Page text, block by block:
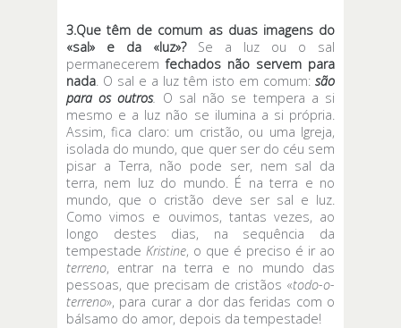
3.Que têm de comum as duas imagens do
«sal» e da «luz»?Se a luz ou o sal
permaneceremfechados não servem para
nada. O sal e a luz têm isto em comum: são
para os outros. O sal não se tempera a si
mesmo e a luz não se ilumina a si própria.
Assim, fica claro: um cristão, ou uma Igreja,
isolada do mundo, que quer ser do céu sem
pisar a Terra, não pode ser, nem sal da
terra, nem luz do mundo. É na terra e no
mundo, que o cristão deve ser sal e luz.
Como vimos e ouvimos, tantas vezes, ao
longo destes dias, na sequência da
tempestade Kristine, o que é preciso é ir ao
terreno, entrar na terra e no mundo das
pessoas, que precisam de cristãos «todo-o-
terreno», para curar a dor das feridas com o
bálsamo do amor, depois da tempestade!